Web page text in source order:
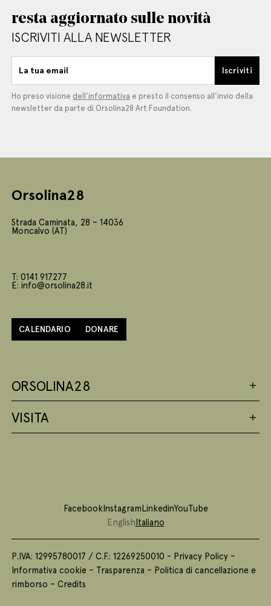
resta aggiornato sulle novità
ISCRIVITI ALLA NEWSLETTER
La tua email Iscriviti
Ho preso visione dell'informativa e presto il consenso all'invio della
newsletter da parte di Orsolina28 Art Foundation.
Orsolina28
Strada Caminata, 28 – 14036
Moncalvo (AT)
T: 0141 917277
E: info@orsolina28.it
CALENDARIO DONARE
ORSOLINA28
VISITA
FacebookInstagramLinkedinYouTube
EnglishItaliano
P.IVA: 12995780017 / C.F.: 12269250010 - Privacy Policy –
Informativa cookie – Trasparenza – Politica di cancellazione e
rimborso –Credits